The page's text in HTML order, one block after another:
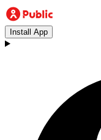
Install App